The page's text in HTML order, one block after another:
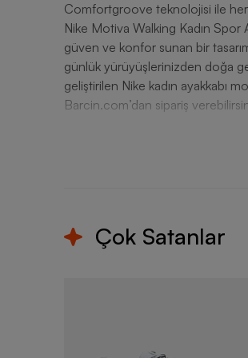
Comfortgroove teknolojisi ile her
Nike Motiva Walking Kadın Spor
güven ve konfor sunan bir tasarım
günlük yürüyüşlerinizden doğa
geliştirilen Nike kadın ayakkabı
Barcin.com’dan sipariş
Çok Satanlar